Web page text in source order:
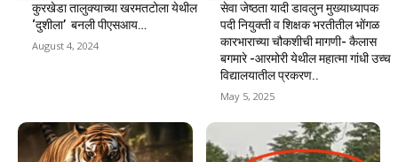
कुरखेडा तालुक्याच्या खरमतटोला येथील
‘दुशीला’ बनली पीएसआय…
August 4, 2024
सेवा जेष्ठता यादी डावलुन मुख्याध्यापक
पदी नियुक्ती व शिक्षक भरतीतील भोंगळ
कारभाराच्या चौकशीची मागणी- कैलास
बगमारे -आरमोरी येथील महात्मा गांधी उच्च
विद्यालयातील प्रकरण..
May 5, 2025